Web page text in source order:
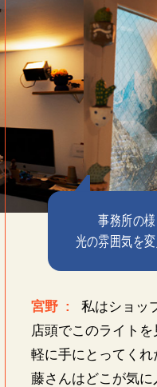
事務所の様
光の雰囲気を
宮野 : 私はショッ
店頭でこのライト
軽に手にとってく
藤さんはどこが気に